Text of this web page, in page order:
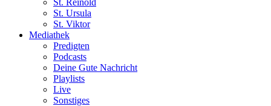
St. Reinold
St. Ursula
St. Viktor
Mediathek
Predigten
Podcasts
Deine Gute Nachricht
Playlists
Live
Sonstiges